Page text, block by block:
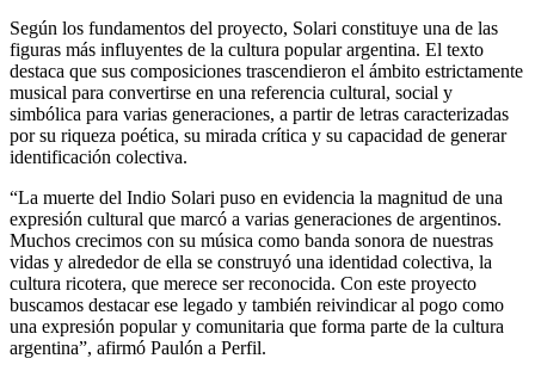
Según los fundamentos del proyecto, Solari constituye una de las
figuras más influyentes de la cultura popular argentina. El texto
destaca que sus composiciones trascendieron el ámbito estrictamente
musical para convertirse en una referencia cultural, social y
simbólica para varias generaciones, a partir de letras caracterizadas
por su riqueza poética, su mirada crítica y su capacidad de generar
identificación colectiva.
“La muerte del Indio Solari puso en evidencia la magnitud de una
expresión cultural que marcó a varias generaciones de argentinos.
Muchos crecimos con su música como banda sonora de nuestras
vidas y alrededor de ella se construyó una identidad colectiva, la
cultura ricotera, que merece ser reconocida. Con este proyecto
buscamos destacar ese legado y también reivindicar al pogo como
una expresión popular y comunitaria que forma parte de la cultura
argentina”, afirmó Paulón a Perfil.